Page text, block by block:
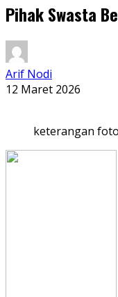
Pihak Swasta
Arif Nodi
12 Maret 2026
keterangan